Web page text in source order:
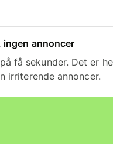
ingen annoncer
få sekunder. Det er
irriterende annoncer.